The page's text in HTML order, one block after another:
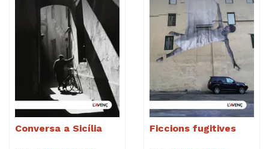
Conversa a Sicília Ficcions fugitives